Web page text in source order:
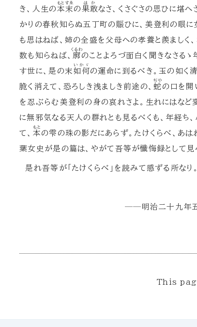
き、人生の本末
もとすゑ
の 果敢
はか
なさ、くさぐさの思ひに堪
かりの春秋知らぬ五丁町の賑ひに、美登利の眼に
も思はねば、姉の全盛を父母への孝養と羨ましく
数も知らねば、 廓
くるわ
のことよろづ面白く聞きなさるゝ
す世に、是の末如何
いかゞ
の運命に到るべき。玉の如く
脆く消えて、恐ろしき浅ましき前途の、 蛇
ぢや
の口を開
を忍ぶらむ美登利の身の哀れさよ。生れにはなど
に無邪気なる天人の群れとも見るべくも、年経ち、
て、 本
もと
の雫の珠の影だにあらず。たけくらべ、あは
葉女史が是の篇は、やがて吾等が懺悔録として見
是れ吾等が「たけくらべ」を読みて感ずる所なり
──明治二十九年
This